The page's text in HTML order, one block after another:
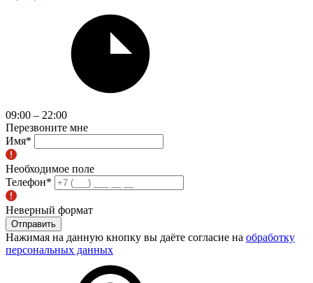
09:00 – 22:00
Перезвоните мне
Имя*
Необходимое поле
Телефон*
Неверный формат
Отправить
Нажимая на данную кнопку вы даёте согласие на обработку
персональных данных